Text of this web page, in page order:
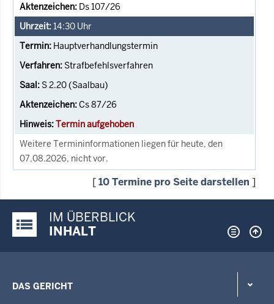
Ds 107/26
14:30 Uhr
Hauptverhandlungstermin
Strafbefehlsverfahren
S 2.20 (Saalbau)
Cs 87/26
Termin aufgehoben
Weitere Termininformationen liegen für heute, den
07.08.2026, nicht vor.
[10 Termine pro Seite darstellen ]
Justiz-Portal im Überblick:
IM ÜBERBLICK
INHALT
DAS GERICHT